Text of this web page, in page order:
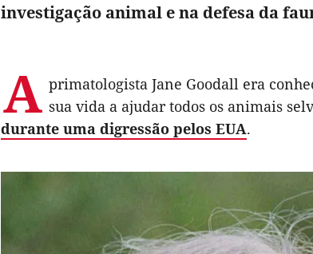
investigação animal e na defesa da
A primatologista Jane Goodall era
sua vida a ajudar todos os animais
durante uma digressão pelos EUA.